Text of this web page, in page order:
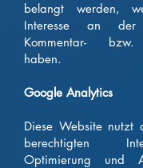
belangt werden,
Interesse an
Kommentar- bzw.
haben.
Google Analytics
Diese Website nutzt
berechtigten
Optimierung und